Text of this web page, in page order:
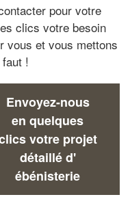
pour votre
clics votre besoin
vous et vous mettons
!
Envoyez-nous
en quelques
votre projet
détaillé d'
ébénisterie